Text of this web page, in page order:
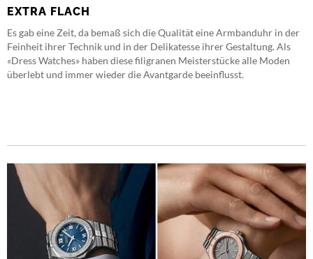
EXTRA FLACH
Es gab eine Zeit, da bemaß sich die Qualität eine Armbanduhr in der
Feinheit ihrer Technik und in der Delikatesse ihrer Gestaltung. Als
«Dress Watches» haben diese filigranen Meisterstücke alle Moden
überlebt und immer wieder die Avantgarde beeinflusst.